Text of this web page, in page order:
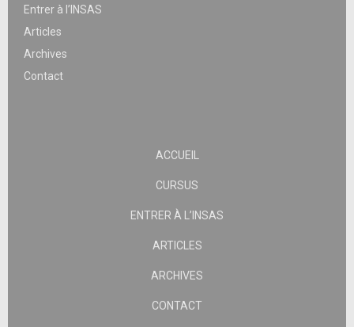
Entrer à l’INSAS
Articles
Archives
Contact
ACCUEIL
CURSUS
ENTRER À L’INSAS
ARTICLES
ARCHIVES
CONTACT